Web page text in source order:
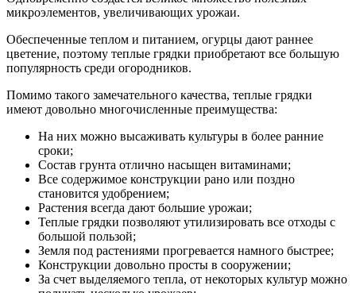
микроэлементов, увеличивающих урожаи.
Обеспеченные теплом и питанием, огурцы дают раннее
цветение, поэтому теплые грядки приобретают все большую
популярность среди огородников.
Помимо такого замечательного качества, теплые грядки
имеют довольно многочисленные преимущества:
На них можно высаживать культуры в более ранние
сроки;
Состав грунта отлично насыщен витаминами;
Все содержимое конструкции рано или поздно
становится удобрением;
Растения всегда дают большие урожаи;
Теплые грядки позволяют утилизировать все отходы с
большой пользой;
Земля под растениями прогревается намного быстрее;
Конструкции довольно просты в сооружении;
За счет выделяемого тепла, от некоторых культур можно